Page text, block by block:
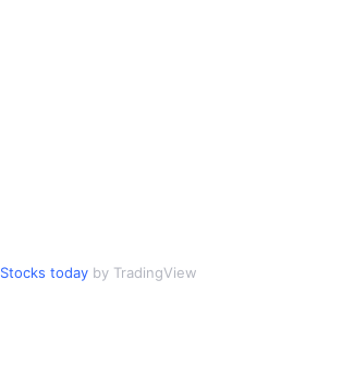
Stocks today by TradingView